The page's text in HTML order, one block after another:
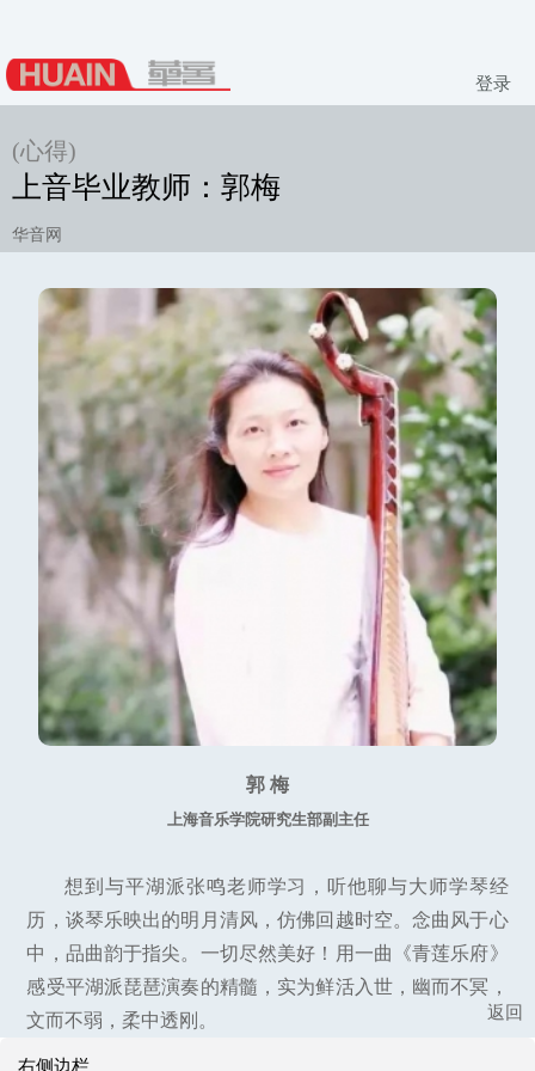
登录
(心得)
上音毕业教师：郭梅
华音网
郭 梅
上海音乐学院研究生部副主任
想到与平湖派张鸣老师学习，听他聊与大师学琴经
历，谈琴乐映出的明月清风，仿佛回越时空。念曲风于心
中，品曲韵于指尖。一切尽然美好！用一曲《青莲乐府》
感受平湖派琵琶演奏的精髓，实为鲜活入世，幽而不冥，
文而不弱，柔中透刚。
右侧边栏
返回